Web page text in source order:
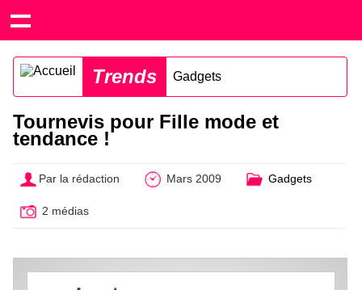
Trends Gadgets
Tournevis pour Fille mode et
tendance !
Par la rédaction Mars 2009 Gadgets
2 médias